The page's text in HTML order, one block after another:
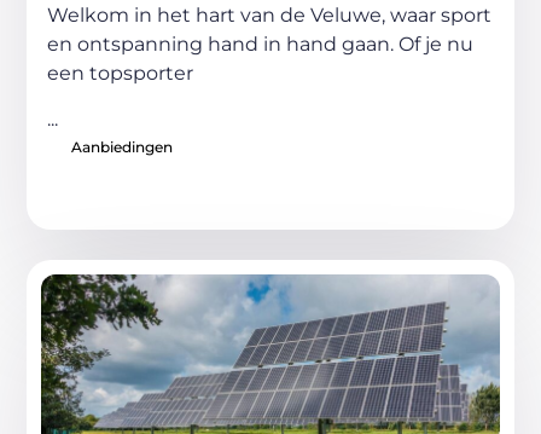
Welkom in het hart van de Veluwe, waar sport
en ontspanning hand in hand gaan. Of je nu
een topsporter
...
Aanbiedingen